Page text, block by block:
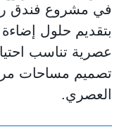
في مشروع فندق
بتقديم حلول
عصرية تناسب
تصميم مساحات
العصري.